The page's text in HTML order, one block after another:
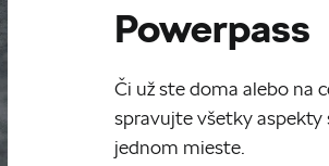
Powerpass
Či už ste doma alebo na
spravujte všetky aspekty
jednom mieste.